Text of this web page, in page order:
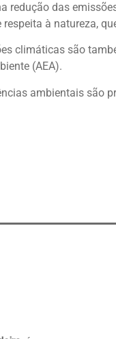
redução das
à natureza,
climáticas são
(AEA).
ambientais são